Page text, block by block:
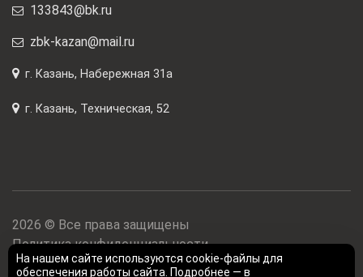
133843@bk.ru
zbk-kazan@mail.ru
г. Казань, Набережная 31а
г. Казань, Техническая, 52
2026 © Все права защищены
Политика конфиденциальности
Карта сайта
На нашем сайте используются cookie-файлы для
обеспечения работы сайта. Подробнее — в